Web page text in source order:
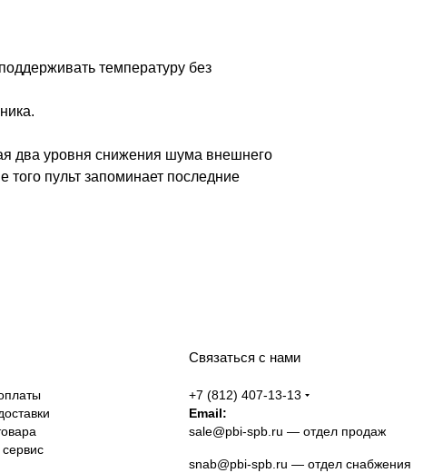
температуру без
два уровня снижения шума внешнего
пульт запоминает последние
Связаться с нами
+7 (812) 407-13-13
Email:
sale@pbi-spb.ru — отдел продаж
snab@pbi-spb.ru — отдел снабжения